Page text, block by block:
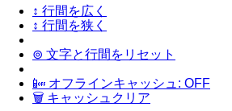
↕ 行間を広く
↕ 行間を狭く
⊚ 文字と行間をリセット
📴 オフラインキャッシュ: OFF
🗑 キャッシュクリア